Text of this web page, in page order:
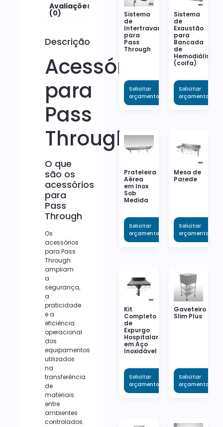
Avaliações
(0)
Descrição
Acessórios
para
Pass
Through
O que
são os
acessórios
para
Pass
Through
Os
acessórios
para Pass
Through
ampliam
a
segurança,
a
praticidade
e a
eficiência
operacional
dos
equipamentos
utilizados
na
transferência
de
materiais
entre
ambientes
controlados.
Sistema
de
Intertravamento
para
Pass
Through
Solicitar
orçamento
Sistema
de
Exaustão
para
Bancada
de
Hemodiálise
(coifa)
Solicitar
orçamento
Prateleira
Aérea
em Inox
Sob
Medida
Solicitar
orçamento
Mesa de
Parede
Solicitar
orçamento
Kit
Completo
de
Expurgo
Hospitalar
em Aço
Inoxidável
Solicitar
orçamento
Gaveteiro
Slim Plus
Solicitar
orçamento